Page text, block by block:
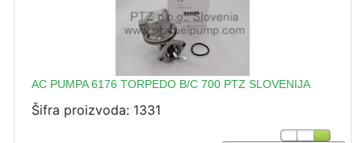
AC PUMPA 6176 TORPEDO B/C 700 PTZ SLOVENIJA
Šifra proizvoda: 1331